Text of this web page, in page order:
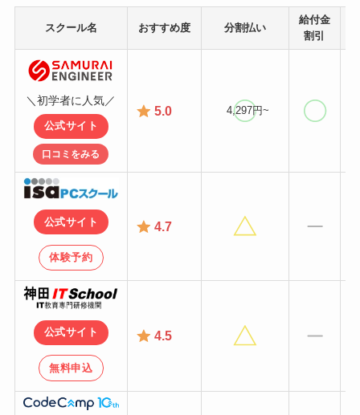
スクール名 おすすめ度 分割払い
給付金
割引
＼初学者に人気／
公式サイト
口コミをみる
5.0 4,297円~
公式サイト
体験予約
4.7
公式サイト
無料申込
4.5